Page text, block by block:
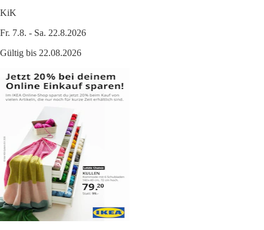
KiK
Fr. 7.8. - Sa. 22.8.2026
Gültig bis 22.08.2026